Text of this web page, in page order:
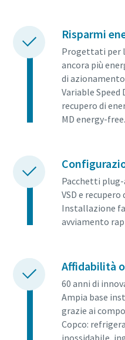
Risparmi
Progettati per
ancora più
di
Variable Speed
recupero di
MD energy-free.
Pacchetti
VSD e
Installazione
avviamento
Affidabilità
60 anni di
Ampia base
grazie ai
Copco: